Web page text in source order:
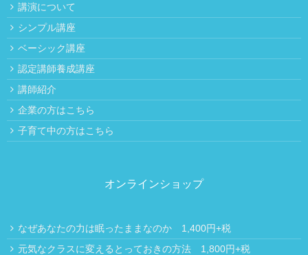
講演について
シンプル講座
ベーシック講座
認定講師養成講座
講師紹介
企業の方はこちら
子育て中の方はこちら
オンラインショップ
なぜあなたの力は眠ったままなのか 1,400円+税
元気なクラスに変えるとっておきの方法 1,800円+税